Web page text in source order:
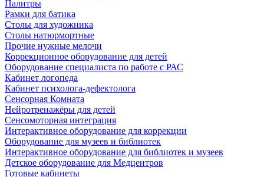
Палитры
Рамки для батика
Столы для художника
Столы натюрмортные
Прочие нужные мелочи
Коррекционное оборудование для детей
Оборудование специалиста по работе с РАС
Кабинет логопеда
Кабинет психолога-дефектолога
Сенсорная Комната
Нейротренажёры для детей
Сенсомоторная интеграция
Интерактивное оборудование для коррекции
Оборудование для музеев и библиотек
Интерактивное оборудование для библиотек и музеев
Детское оборудование для Медцентров
Готовые кабинеты